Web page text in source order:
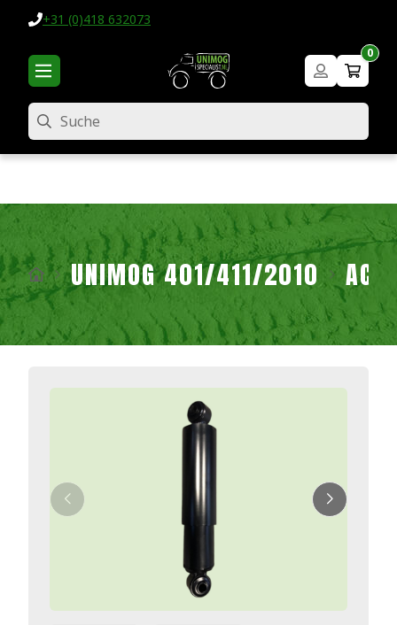
+31 (0)418 632073
0
Suche
UNIMOG 401/411/2010